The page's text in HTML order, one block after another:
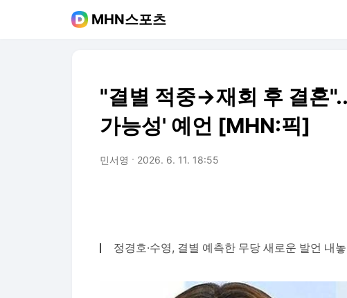
MHN스포츠
"결별 적중→재회 후 결혼
가능성' 예언 [MHN:픽]
민서영 2026. 6. 11. 18:55
정경호·수영, 결별 예측한 무당 새로운 발언 내